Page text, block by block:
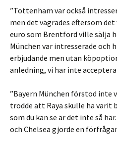
”Tottenham var också
men det vägrades eftersom
euro som Brentford ville sälja
München var intresserade
erbjudande men utan
anledning, vi har inte
”Bayern München förstod inte
trodde att Raya skulle ha varit
som du kan se är det inte så
och Chelsea gjorde en